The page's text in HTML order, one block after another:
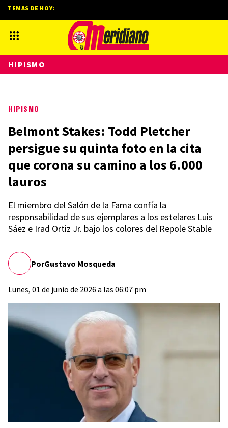
HIPISMO
Belmont Stakes: Todd Pletcher
persigue su quinta foto en la cita
que corona su camino a los 6.000
lauros
El miembro del Salón de la Fama confía la
responsabilidad de sus ejemplares a los estelares Luis
Sáez e Irad Ortiz Jr. bajo los colores del Repole Stable
PorGustavo Mosqueda
Lunes, 01 de junio de 2026 a las 06:07 pm
TEMAS DE HOY:
HIPISMO